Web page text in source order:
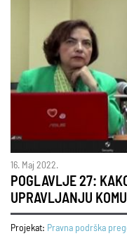
16. Maj 2022.
POGLAVLJE 27:
UPRAVLJANJU
Projekat: Pravna podrška